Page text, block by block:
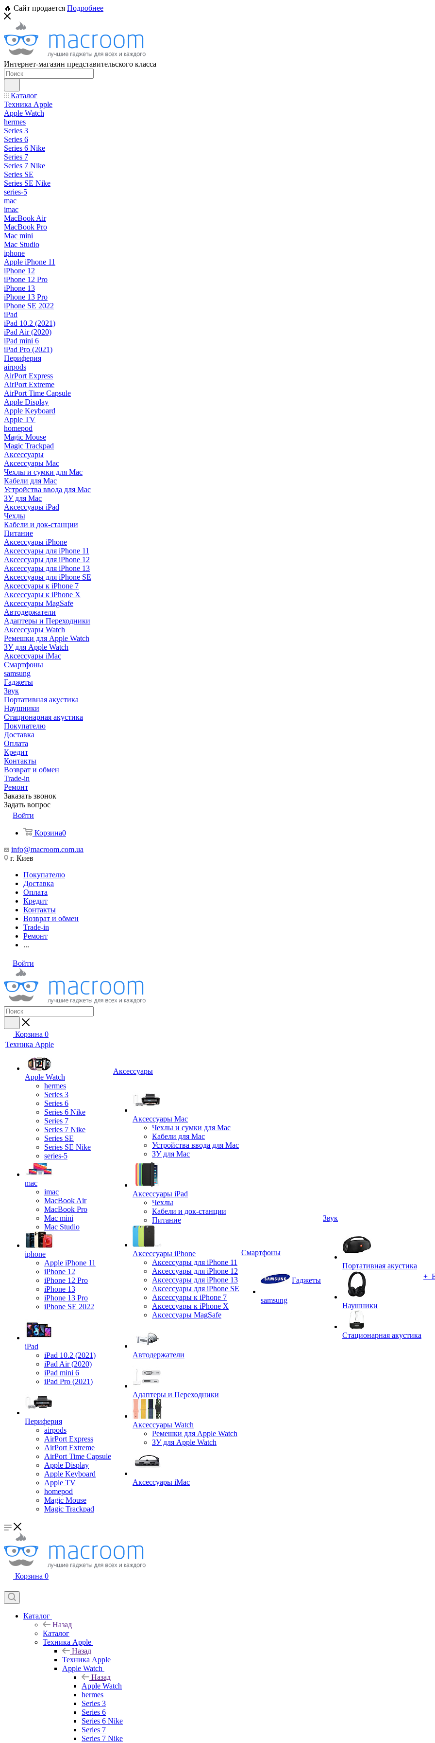
🔥 Сайт продается Подробнее
Интернет-магазин представительского класса
Каталог
Техника Apple
Apple Watch
hermes
Series 3
Series 6
Series 6 Nike
Series 7
Series 7 Nike
Series SE
Series SE Nike
series-5
mac
imac
MacBook Air
MacBook Pro
Mac mini
Mac Studio
iphone
Apple iPhone 11
iPhone 12
iPhone 12 Pro
iPhone 13
iPhone 13 Pro
iPhone SE 2022
iPad
iPad 10.2 (2021)
iPad Air (2020)
iPad mini 6
iPad Pro (2021)
Периферия
airpods
AirPort Express
AirPort Extreme
AirPort Time Capsule
Apple Display
Apple Keyboard
Apple TV
homepod
Magic Mouse
Magic Trackpad
Аксессуары
Аксессуары Mac
Чехлы и сумки для Mac
Кабели для Mac
Устройства ввода для Mac
ЗУ для Mac
Аксессуары iPad
Чехлы
Кабели и док-станции
Питание
Аксессуары iPhone
Аксессуары для iPhone 11
Аксессуары для iPhone 12
Аксессуары для iPhone 13
Аксессуары для iPhone SE
Аксессуары к iPhone 7
Аксессуары к iPhone X
Аксессуары MagSafe
Автодержатели
Адаптеры и Переходники
Аксессуары Watch
Ремешки для Apple Watch
ЗУ для Apple Watch
Аксессуары iMac
Смартфоны
samsung
Гаджеты
Звук
Портативная акустика
Наушники
Стационарная акустика
Покупателю
Доставка
Оплата
Кредит
Контакты
Возврат и обмен
Trade-in
Ремонт
Заказать звонок
Задать вопрос
Войти
Корзина0
info@macroom.com.ua
г. Киев
Покупателю
Доставка
Оплата
Кредит
Контакты
Возврат и обмен
Trade-in
Ремонт
...
Войти
Корзина 0
Техника Apple
Apple Watch
hermes
Series 3
Series 6
Series 6 Nike
Series 7
Series 7 Nike
Series SE
Series SE Nike
series-5
mac
imac
MacBook Air
MacBook Pro
Mac mini
Mac Studio
iphone
Apple iPhone 11
iPhone 12
iPhone 12 Pro
iPhone 13
iPhone 13 Pro
iPhone SE 2022
iPad
iPad 10.2 (2021)
iPad Air (2020)
iPad mini 6
iPad Pro (2021)
Периферия
airpods
AirPort Express
AirPort Extreme
AirPort Time Capsule
Apple Display
Apple Keyboard
Apple TV
homepod
Magic Mouse
Magic Trackpad
Аксессуары
Аксессуары Mac
Чехлы и сумки для Mac
Кабели для Mac
Устройства ввода для Mac
ЗУ для Mac
Аксессуары iPad
Чехлы
Кабели и док-станции
Питание
Аксессуары iPhone
Аксессуары для iPhone 11
Аксессуары для iPhone 12
Аксессуары для iPhone 13
Аксессуары для iPhone SE
Аксессуары к iPhone 7
Аксессуары к iPhone X
Аксессуары MagSafe
Автодержатели
Адаптеры и Переходники
Аксессуары Watch
Ремешки для Apple Watch
ЗУ для Apple Watch
Аксессуары iMac
Смартфоны
samsung
Гаджеты
Звук
Портативная акустика
Наушники
Стационарная акустика
+
Корзина 0
Каталог
Назад
Каталог
Техника Apple
Назад
Техника Apple
Apple Watch
Назад
Apple Watch
hermes
Series 3
Series 6
Series 6 Nike
Series 7
Series 7 Nike